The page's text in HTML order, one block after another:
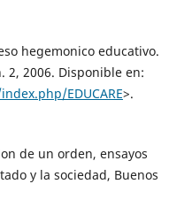
hegemonico educativo.
2, 2006. Disponible en:
EDUCARE>.
de un orden, ensayos
y la sociedad, Buenos